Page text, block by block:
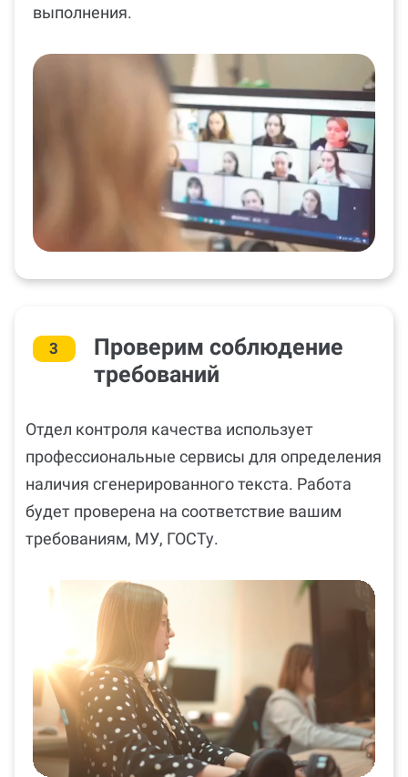
выполнения.
3
Проверим соблюдение
требований
Отдел контроля качества использует
профессиональные сервисы для определения
наличия сгенерированного текста. Работа
будет проверена на соответствие вашим
требованиям, МУ, ГОСТу.